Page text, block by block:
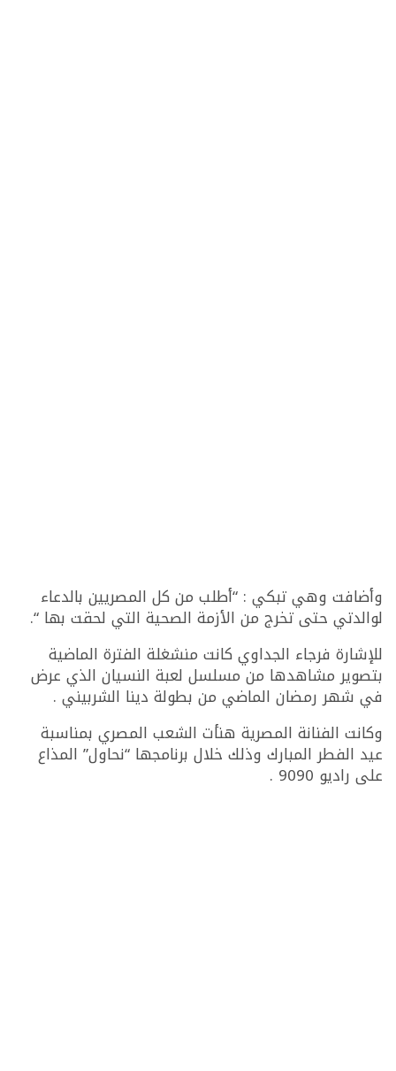
وأضافت وهي تبكي : “أطلب من كل المصريين بالدعاء
لوالدتي حتى تخرج من الأزمة الصحية التي لحقت بها “.
للإشارة فرجاء الجداوي كانت منشغلة الفترة الماضية
بتصوير مشاهدها من مسلسل لعبة النسيان الذي عرض
في شهر رمضان الماضي من بطولة دينا الشربيني .
وكانت الفنانة المصرية هنأت الشعب المصري بمناسبة
عيد الفطر المبارك وذلك خلال برنامجها “نحاول” المذاع
على راديو 9090 .